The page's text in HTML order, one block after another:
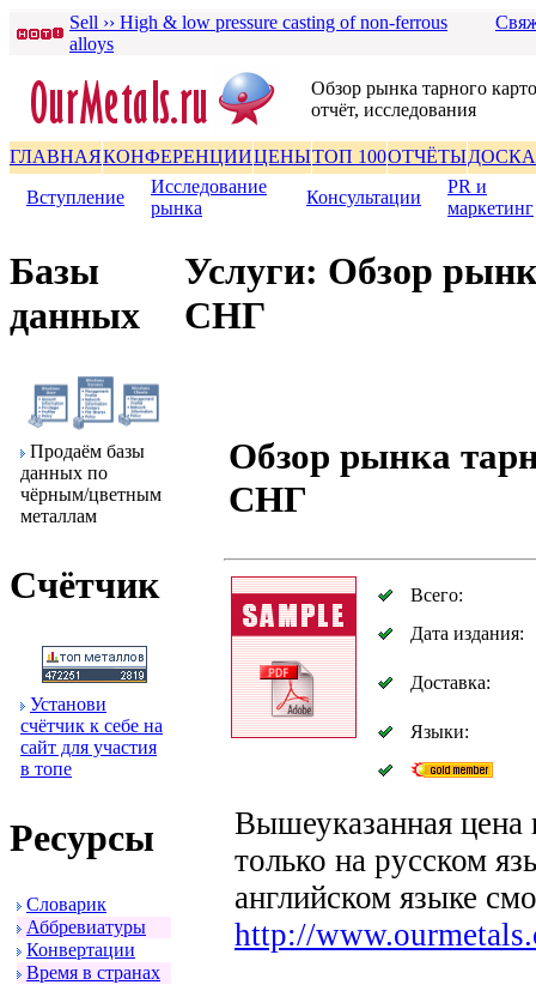
Sell ›› High & low pressure casting of non-ferrous
alloys
Обзор рынка тарного
отчёт, исследования
ГЛАВНАЯКОНФЕРЕНЦИИЦЕНЫТОП 100ОТЧЁТЫДОСКА
Вступление
Исследование
pынка
Консультации
PR и
маpкетинг
Базы
данных
Пpодаём базы
данных по
чёpным/цветным
металлам
Счётчик
Установи
счётчик к себе на
сайт для участия
в топе
Ресуpсы
Словаpик
Аббpевиатуpы
Конвеpтации
Вpемя в стpанах
Услуги: Обзор
СНГ
Обзор рынка
СНГ
Всего:
Дата издания:
Доставка:
Языки:
Вышеуказанная цена
только на pусском
английском языке
http://